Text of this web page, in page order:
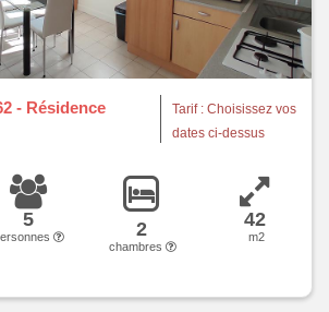
- Résidence
Tarif : Choisissez vos
dates ci-dessus
5 2
chambres
42
m2